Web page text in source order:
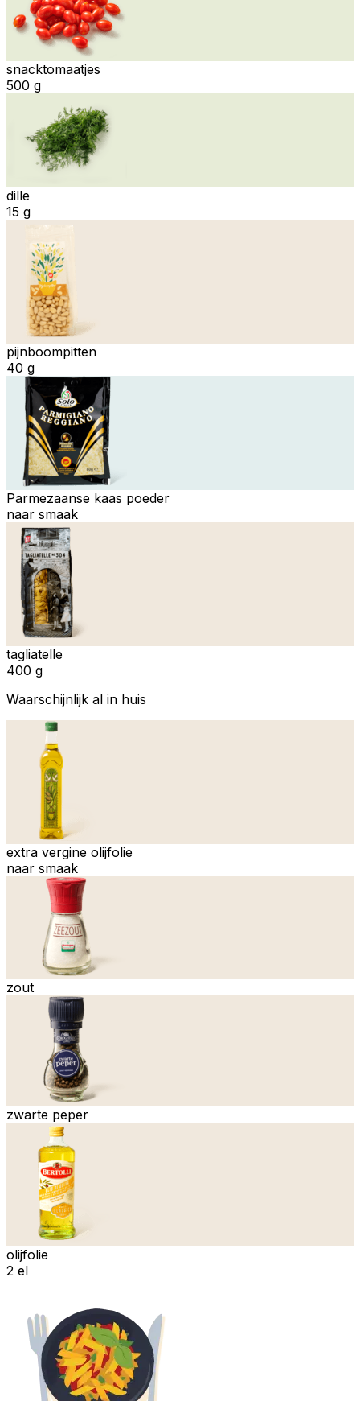
snacktomaatjes
500 g
dille
15 g
pijnboompitten
40 g
Parmezaanse kaas poeder
naar smaak
tagliatelle
400 g
Waarschijnlijk al in huis
extra vergine olijfolie
naar smaak
zout
zwarte peper
olijfolie
2 el